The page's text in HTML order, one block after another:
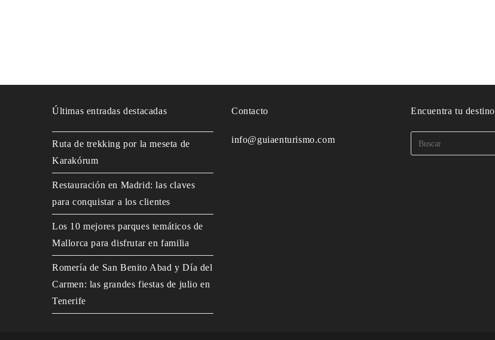
Últimas entradas destacadas
Ruta de trekking por la meseta de
Karakórum
Restauración en Madrid: las claves
para conquistar a los clientes
Los 10 mejores parques temáticos de
Mallorca para disfrutar en familia
Romería de San Benito Abad y Día del
Carmen: las grandes fiestas de julio en
Tenerife
Contacto
info@guiaenturismo.com
Encuentra tu destino